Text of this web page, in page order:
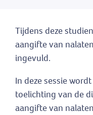
Tijdens deze
aangifte van
ingevuld.
In deze sessie
toelichting van de
aangifte van